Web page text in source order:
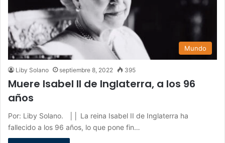
Mundo
Liby Solano septiembre 8, 2022 395
Muere Isabel II de Inglaterra, a los 96
años
Por: Liby Solano. ││ La reina Isabel II de Inglaterra ha
fallecido a los 96 años, lo que pone fin…